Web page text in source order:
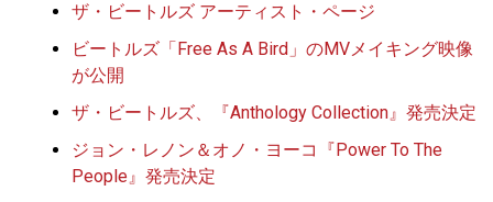
ザ・ビートルズ アーティスト・ページ
ビートルズ「Free As A Bird」のMVメイキング映像
が公開
ザ・ビートルズ、『Anthology Collection』発売決定
ジョン・レノン＆オノ・ヨーコ『Power To The
People』発売決定